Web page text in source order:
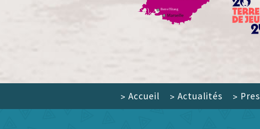
> Accueil > Actualités >